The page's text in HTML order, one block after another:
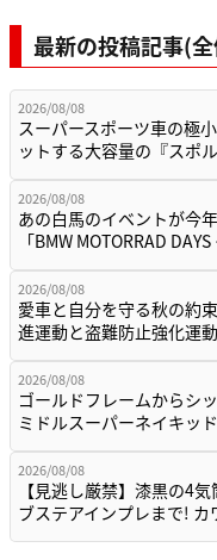
最新の投稿記事(
2026/08/08
スーパースポーツ車の極
ットする大容量の『スポ
2026/08/08
あの白馬のイベントが今
「BMW MOTORRAD
2026/08/08
愛車と自分を守る秋の約
進運動と盗難防止強化運
2026/08/08
ゴールドフレームからシ
ミドルスーパーネイキッ
2026/08/08
【見逃し厳禁】漆黒の4
ブステアインプレまで!